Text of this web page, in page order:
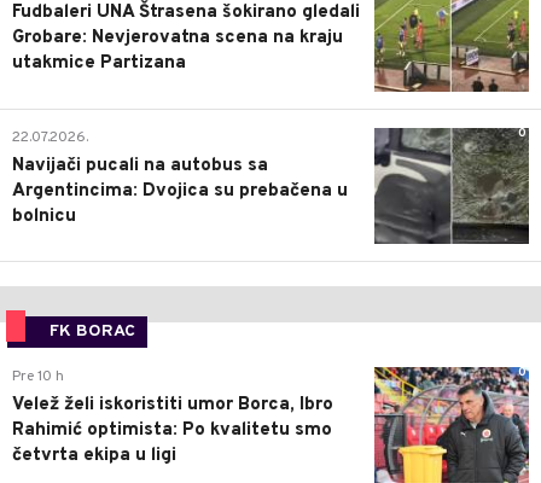
Fudbaleri UNA Štrasena šokirano gledali
Grobare: Nevjerovatna scena na kraju
utakmice Partizana
0
22.07.2026.
Navijači pucali na autobus sa
Argentincima: Dvojica su prebačena u
bolnicu
FK BORAC
0
Pre 10 h
Velež želi iskoristiti umor Borca, Ibro
Rahimić optimista: Po kvalitetu smo
četvrta ekipa u ligi